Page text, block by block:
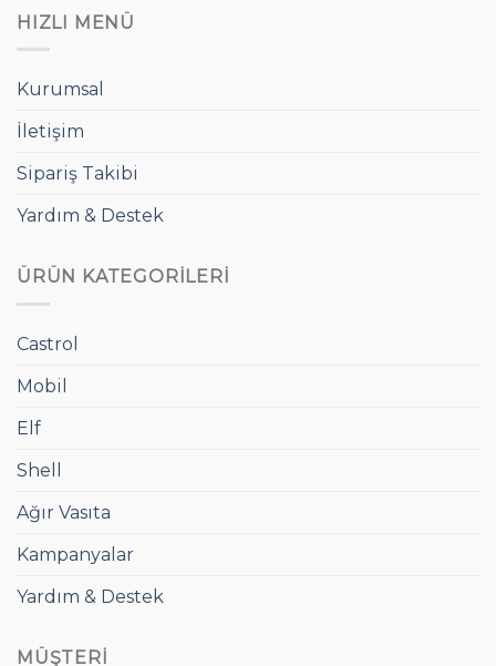
HIZLI MENÜ
Kurumsal
İletişim
Sipariş Takibi
Yardım & Destek
ÜRÜN KATEGORILERI
Castrol
Mobil
Elf
Shell
Ağır Vasıta
Kampanyalar
Yardım & Destek
MÜŞTERI